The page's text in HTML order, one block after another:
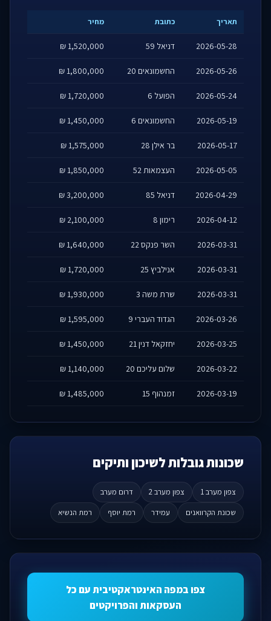
תאריך כתובת מחיר
2026-05-28 דניאל 59 1,520,000 ₪
2026-05-26 החשמונאים 20 1,800,000 ₪
2026-05-24 הפועל 6 1,720,000 ₪
2026-05-19 החשמונאים 6 1,450,000 ₪
2026-05-17 בר אילן 28 1,575,000 ₪
2026-05-05 העצמאות 52 1,850,000 ₪
2026-04-29 דניאל 85 3,200,000 ₪
2026-04-12 רימון 8 2,100,000 ₪
2026-03-31 השר פנקס 22 1,640,000 ₪
2026-03-31 אנילביץ 25 1,720,000 ₪
2026-03-31 שרת משה 3 1,930,000 ₪
2026-03-26 הגדוד העברי 9 1,595,000 ₪
2026-03-25 יחזקאל דנין 21 1,450,000 ₪
2026-03-22 שלום עליכם 20 1,140,000 ₪
2026-03-19 זמנהוף 15 1,485,000 ₪
שכונות גובלות לשיכון ותיקים
צפון מערב 1 צפון מערב 2
דרום מערב
שכונת הקרוואנים
עמידר רמת יוסף רמת הנשיא
צפו במפה האינטראקטיבית עם כל
העסקאות והפרויקטים